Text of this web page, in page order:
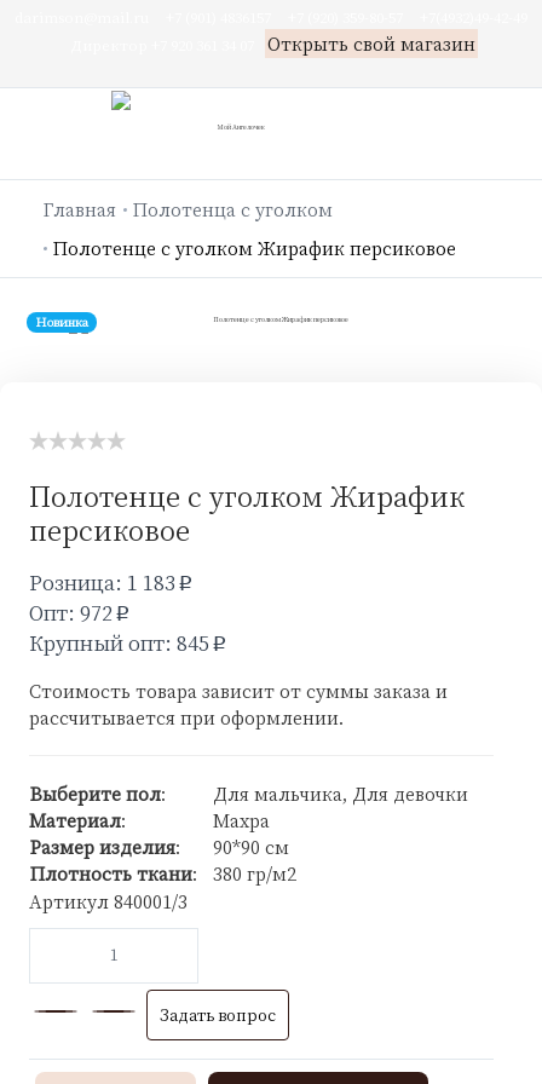
Открыть свой магазин
Главная
Полотенца с уголком
Полотенце с уголком Жирафик персиковое
Новинка
Полотенце с уголком Жирафик
персиковое
Розница: 1 183 p
Опт: 972 p
Крупный опт: 845 p
Стоимость товара зависит от суммы заказа и
рассчитывается при оформлении.
Выберите пол:
Для мальчика, Для девочки
Материал:
Махра
Размер изделия:
90*90 см
Плотность ткани:
380 гр/м2
Артикул 840001/3
Задать вопрос